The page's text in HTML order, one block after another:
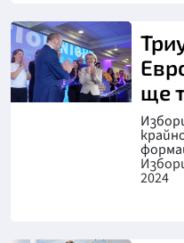
ще
2024